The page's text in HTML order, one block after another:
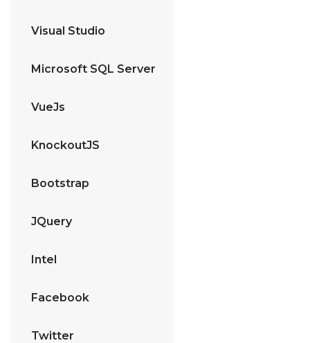
Visual Studio
Microsoft SQL Server
VueJs
KnockoutJS
Bootstrap
JQuery
Intel
Facebook
Twitter